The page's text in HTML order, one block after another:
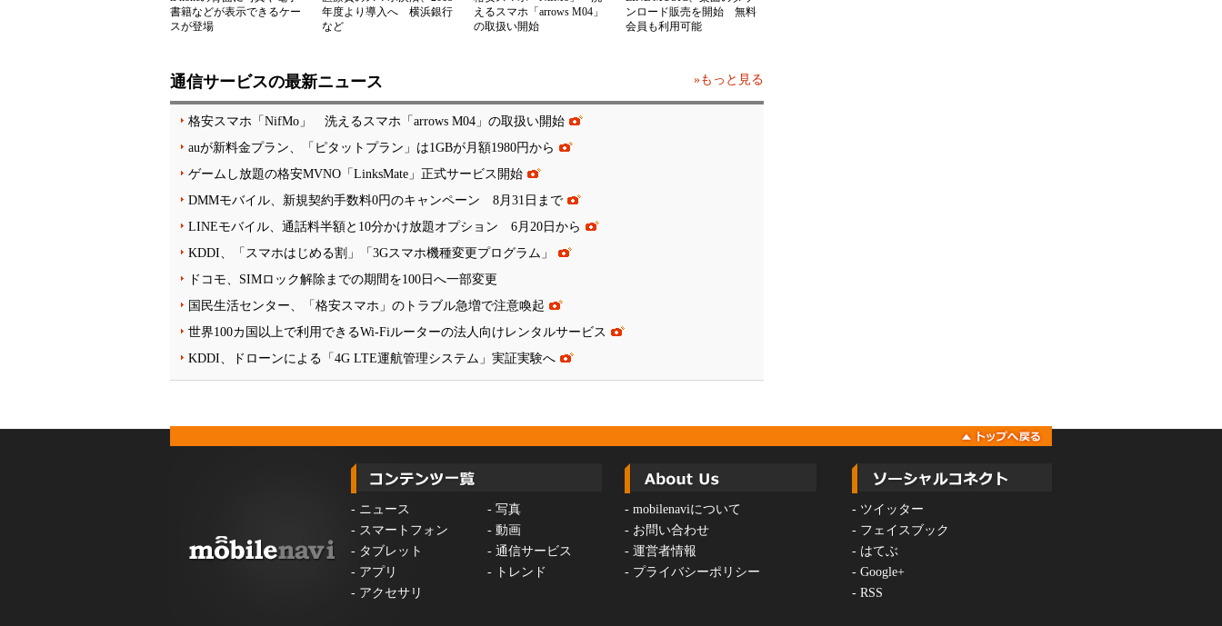
書籍などが表示できるケー
スが登場
年度より導入へ 横浜銀行
など
えるスマホ「arrows M04」
の取扱い開始
ンロード販売を開始 無料
会員も利用可能
通信サービスの最新ニュース »もっと見る
格安スマホ「NifMo」 洗えるスマホ「arrows M04」の取扱い開始
auが新料金プラン、「ピタットプラン」は1GBが月額1980円から
ゲームし放題の格安MVNO「LinksMate」正式サービス開始
DMMモバイル、新規契約手数料0円のキャンペーン 8月31日まで
LINEモバイル、通話料半額と10分かけ放題オプション 6月20日から
KDDI、「スマホはじめる割」「3Gスマホ機種変更プログラム」
ドコモ、SIMロック解除までの期間を100日へ一部変更
国民生活センター、「格安スマホ」のトラブル急増で注意喚起
世界100カ国以上で利用できるWi-Fiルーターの法人向けレンタルサービス
KDDI、ドローンによる「4G LTE運航管理システム」実証実験へ
- ニュース - 写真
- スマートフォン - 動画
- タブレット - 通信サービス
- アプリ -
トレンド
- アクセサリ
- mobilenaviについて
- お問い合わせ
- 運営者情報
- プライバシーポリシー
- ツイッター
- フェイスブック
- はてぶ
- Google+
- RSS